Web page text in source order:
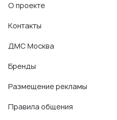
О проекте
Контакты
ДМС Москва
Бренды
Размещение рекламы
Правила общения